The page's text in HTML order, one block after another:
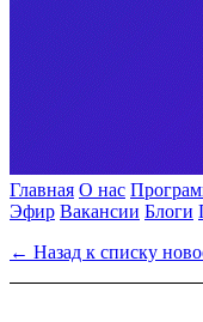
Главная О нас
Эфир Вакансии Блоги
← Назад к списку